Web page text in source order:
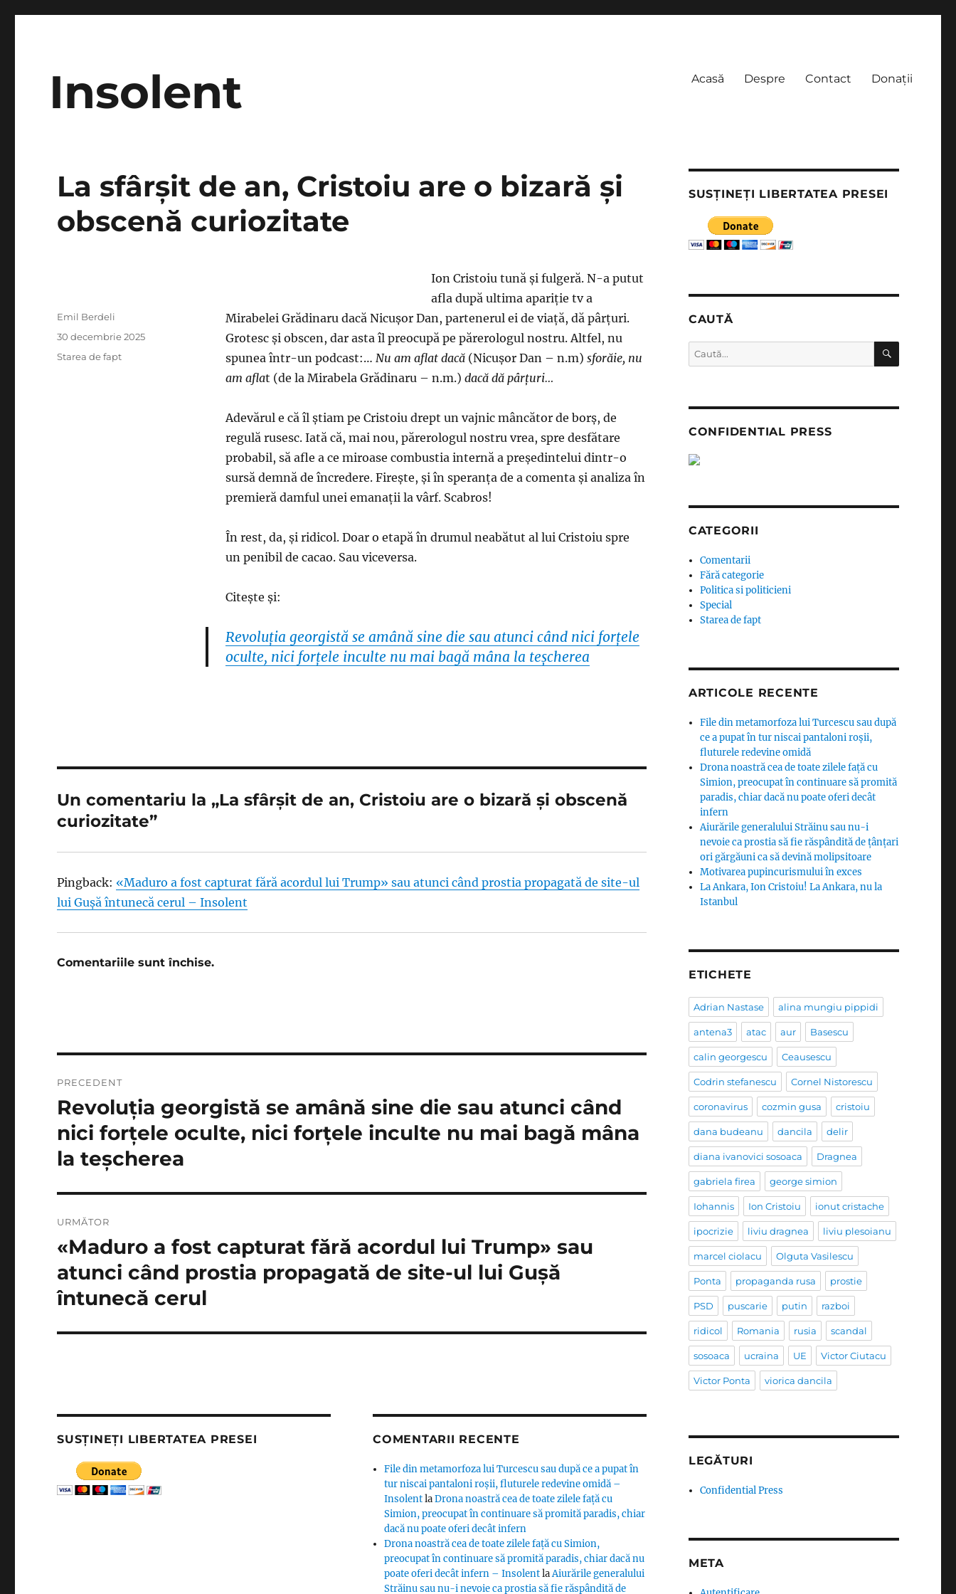
Insolent Acasă Despre Contact Donații
La sfârşit de an, Cristoiu are o bizară şi
obscenă curiozitate
Ion Cristoiu tună şi fulgeră. N-a putut
afla după ultima apariţie tv a
Mirabelei Grădinaru dacă Nicuşor Dan, partenerul ei de viaţă, dă pârţuri.
Grotesc şi obscen, dar asta îl preocupă pe părerologul nostru. Altfel, nu
spunea într-un podcast:… Nu am aflat dacă(Nicuşor Dan – n.m) sforăie, nu
am aflat (de la Mirabela Grădinaru – n.m.) dacă dă pârțuri…
Adevărul e că îl ştiam pe Cristoiu drept un vajnic mâncător de borş, de
regulă rusesc. Iată că, mai nou, părerologul nostru vrea, spre desfătare
probabil, să afle a ce miroase combustia internă a preşedintelui dintr-o
sursă demnă de încredere. Fireşte, şi în speranţa de a comenta şi analiza în
premieră damful unei emanații la vârf. Scabros!
În rest, da, şi ridicol. Doar o etapă în drumul neabătut al lui Cristoiu spre
un penibil de cacao. Sau viceversa.
Citeşte şi:
Revoluţia georgistă se amână sine die sau atunci când nici forţele
oculte, nici forţele inculte nu mai bagă mâna la teşcherea
Autor
Emil Berdeli
Publicat
30 decembrie 2025
Categorii
Starea de fapt
Un comentariu la „La sfârşit de an, Cristoiu are o bizară şi obscenă
curiozitate”
Pingback: «Maduro a fost capturat fără acordul lui Trump» sau atunci când prostia propagată de site-ul
lui Guşă întunecă cerul – Insolent
Comentariile sunt închise.
în
articole
PRECEDENT
Articolul
anterior:
Revoluţia georgistă se amână sine die sau atunci când
nici forţele oculte, nici forţele inculte nu mai bagă mâna
la teşcherea
URMĂTOR
Articolul
următor:
«Maduro a fost capturat fără acordul lui Trump» sau
atunci când prostia propagată de site-ul lui Guşă
întunecă cerul
SUSȚINEȚI LIBERTATEA PRESEI COMENTARII RECENTE
File din metamorfoza lui Turcescu sau după ce a pupat în
tur niscai pantaloni roșii, fluturele redevine omidă –
InsolentlaDrona noastră cea de toate zilele față cu
Simion, preocupat în continuare să promită paradis, chiar
dacă nu poate oferi decât infern
Drona noastră cea de toate zilele față cu Simion,
preocupat în continuare să promită paradis, chiar dacă nu
poate oferi decât infern – InsolentlaAiurările generalului
Străinu sau nu-i nevoie ca prostia să fie răspândită de
SUSȚINEȚI LIBERTATEA PRESEI
CAUTĂ
Caută
după:
CĂUTARE
CONFIDENTIAL PRESS
CATEGORII
Comentarii
Fără categorie
Politica si politicieni
Special
Starea de fapt
ARTICOLE RECENTE
File din metamorfoza lui Turcescu sau după
ce a pupat în tur niscai pantaloni roșii,
fluturele redevine omidă
Drona noastră cea de toate zilele față cu
Simion, preocupat în continuare să promită
paradis, chiar dacă nu poate oferi decât
infern
Aiurările generalului Străinu sau nu-i
nevoie ca prostia să fie răspândită de țânțari
ori gărgăuni ca să devină molipsitoare
Motivarea pupincurismului în exces
La Ankara, Ion Cristoiu! La Ankara, nu la
Istanbul
ETICHETE
Adrian Nastase alina mungiu pippidi
antena3 atac aur Basescu
calin georgescu Ceausescu
Codrin stefanescu Cornel Nistorescu
coronavirus cozmin gusa cristoiu
dana budeanu dancila delir
diana ivanovici sosoaca Dragnea
gabriela firea george simion
Iohannis Ion Cristoiu ionut cristache
ipocrizie liviu dragnea liviu plesoianu
marcel ciolacu Olguta Vasilescu
Ponta propaganda rusa prostie
PSD puscarie putin razboi
ridicol Romania rusia scandal
sosoaca ucraina UE Victor Ciutacu
Victor Ponta viorica dancila
LEGĂTURI
Confidential Press
META